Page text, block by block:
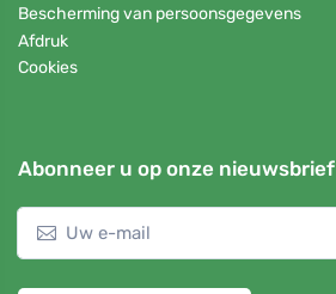
Bescherming van persoonsgegevens
Afdruk
Cookies
Abonneer u op onze nieuwsbrief